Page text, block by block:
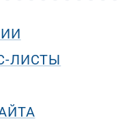
ЛИСТЫ